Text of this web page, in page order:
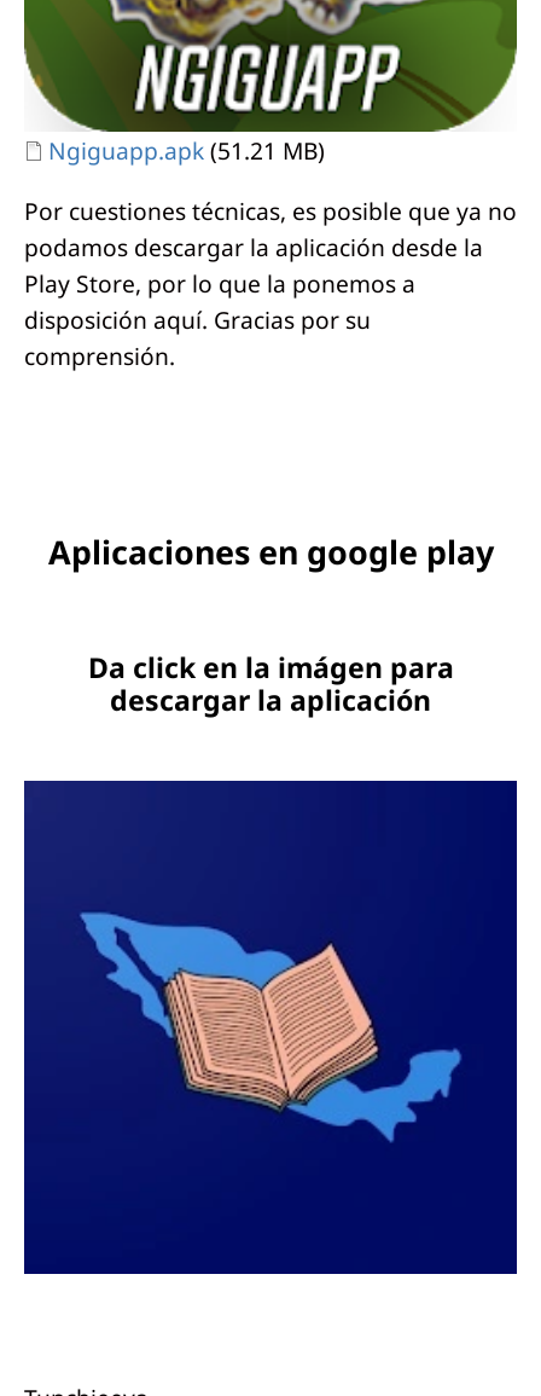
Document
Ngiguapp.apk(51.21 MB)
Por cuestiones técnicas, es posible que ya no
podamos descargar la aplicación desde la
Play Store, por lo que la ponemos a
disposición aquí. Gracias por su
comprensión.
Aplicaciones en google play
Da click en la imágen para
descargar la aplicación